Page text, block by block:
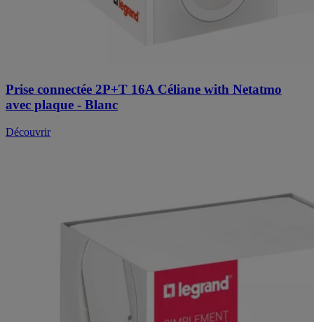
Prise connectée 2P+T 16A Céliane with Netatmo
avec plaque - Blanc
Découvrir